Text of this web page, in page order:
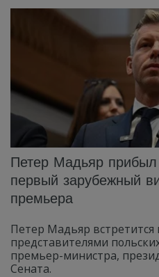
Петер Мадьяр
первый зарубежный
премьера
Петер Мадьяр
представителями
премьер-министра,
Сената.